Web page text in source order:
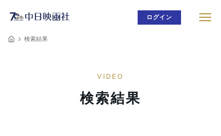
ログイン
検索結果
VIDEO
検索結果